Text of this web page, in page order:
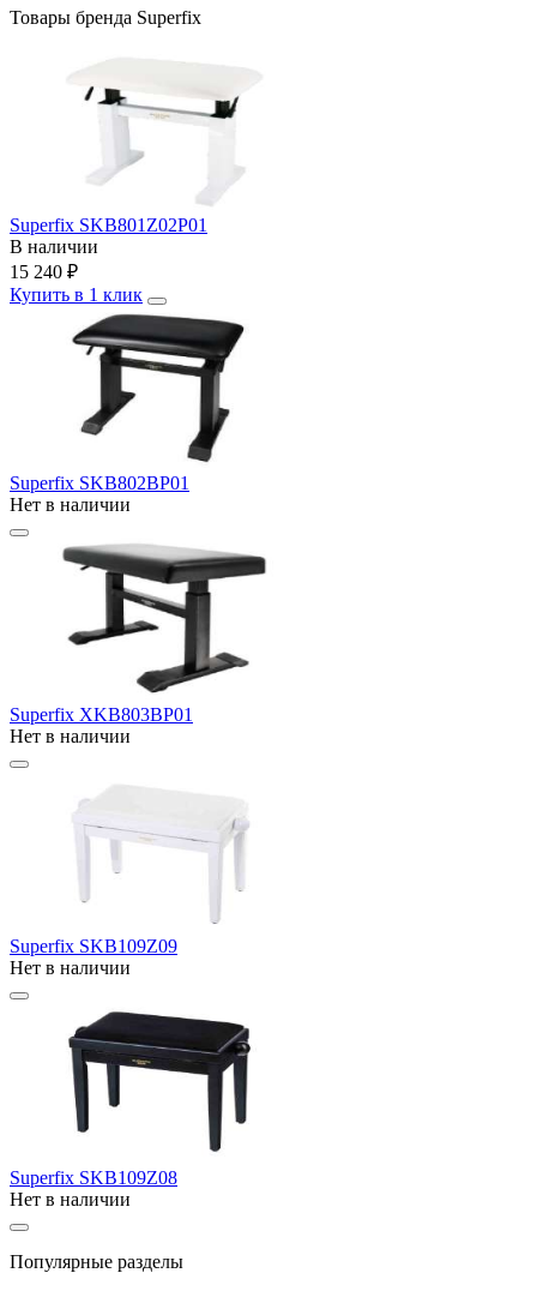
Товары бренда Superfix
Superfix SKB801Z02P01
В наличии
15 240 ₽
Купить в 1 клик
Superfix SKB802BP01
Нет в наличии
Superfix XKB803BP01
Нет в наличии
Superfix SKB109Z09
Нет в наличии
Superfix SKB109Z08
Нет в наличии
Популярные разделы